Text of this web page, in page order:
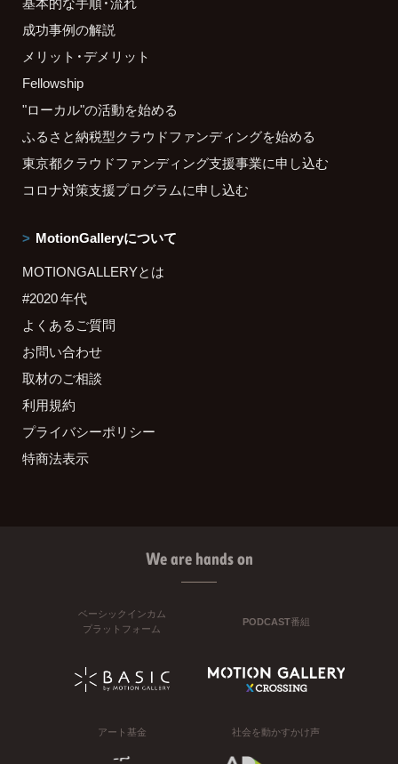
成功事例の解説
メリット・デメリット
Fellowship
"ローカル"の活動を始める
ふるさと納税型クラウドファンディングを始める
東京都クラウドファンディング支援事業に申し込む
コロナ対策支援プログラムに申し込む
MotionGalleryについて
MOTIONGALLERYとは
#2020 年代
よくあるご質問
お問い合わせ
取材のご相談
利用規約
プライバシーポリシー
特商法表示
We are hands on
ベーシックインカム
プラットフォーム
PODCAST番組
アート基金 社会を動かすかけ声